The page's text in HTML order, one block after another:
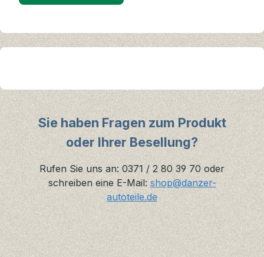
Sie haben Fragen zum Produkt
oder Ihrer Besellung?
Rufen Sie uns an: 0371 / 2 80 39 70 oder
schreiben eine E-Mail: shop@danzer-
autoteile.de